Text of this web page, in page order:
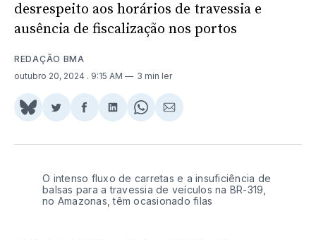
desrespeito aos horários de travessia e
ausência de fiscalização nos portos
REDAÇÃO BMA
outubro 20, 2024 . 9:15 AM 3 min ler
Share
BlueSky
Compartilhar
Twitter
Compartilhar
Facebook
Compartilhar
LinkedIn
Share
WhatsApp
Compartilhar
Email
O intenso fluxo de carretas e a insuficiência de
balsas para a travessia de veículos na BR-319,
no Amazonas, têm ocasionado filas